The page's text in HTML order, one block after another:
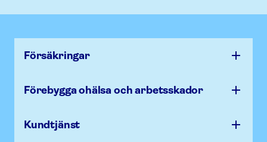
Försäk­ringar
Förebygga ohälsa och arbets­skador
Kundtjänst